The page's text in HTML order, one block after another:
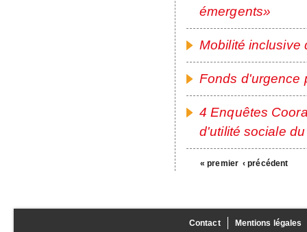
émergents»
Mobilité inclusive
Fonds d'urgence
4 Enquêtes
d'utilité sociale
« premier ‹ précédent
Contact
Mentions légales